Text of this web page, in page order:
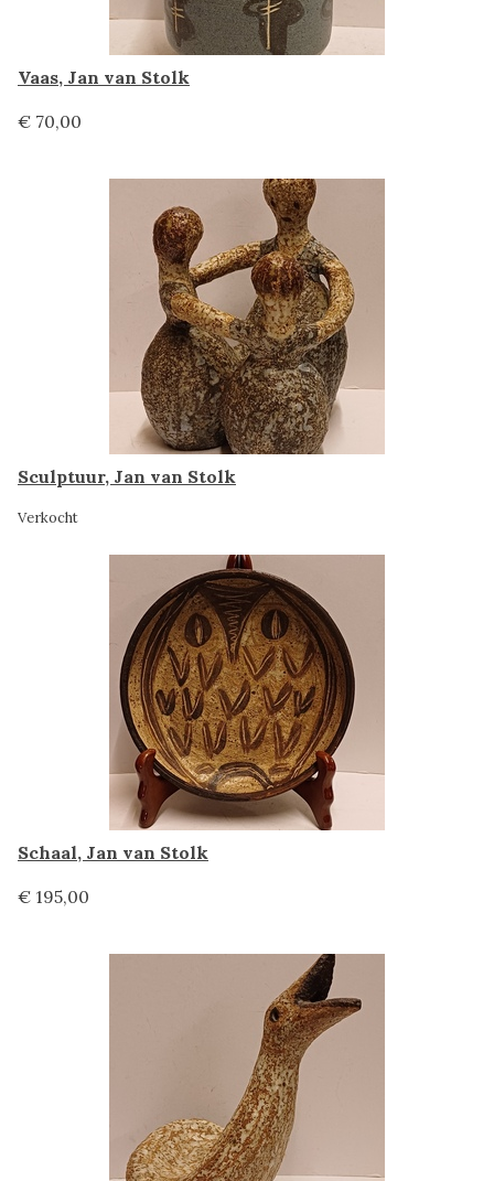
Vaas, Jan van Stolk
€ 70,00
Sculptuur, Jan van Stolk
Verkocht
Schaal, Jan van Stolk
€ 195,00